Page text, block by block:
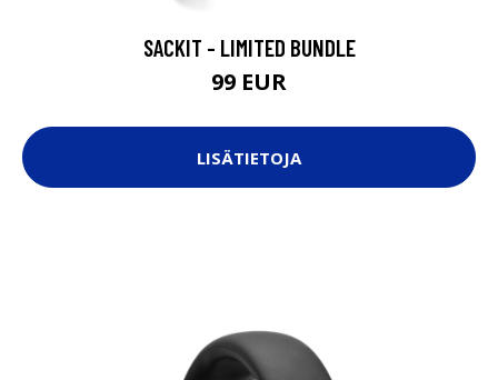
SACKIT - LIMITED BUNDLE
99 EUR
LISÄTIETOJA